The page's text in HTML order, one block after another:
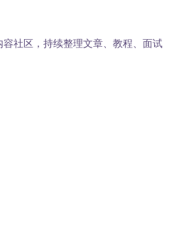
社区，持续整理文章、教程、面试